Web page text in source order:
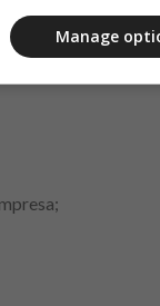
Manage